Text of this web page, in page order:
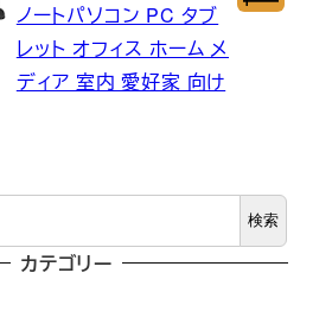
ノートパソコン PC タブ
レット オフィス ホーム メ
ディア 室内 愛好家 向け
検索
カテゴリー